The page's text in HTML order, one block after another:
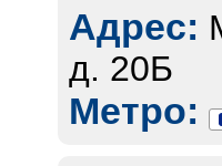
Адрес:
д. 20Б
Метро: